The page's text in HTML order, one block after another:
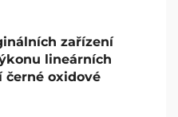
zařízení
lineárních
oxidové